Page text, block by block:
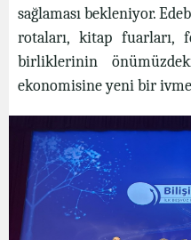
sağlaması bekleniyor.
rotaları, kitap fuarları,
birliklerinin
ekonomisine yeni bir